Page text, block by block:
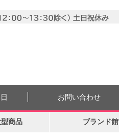
お問い合わせ
商品 ブランド館